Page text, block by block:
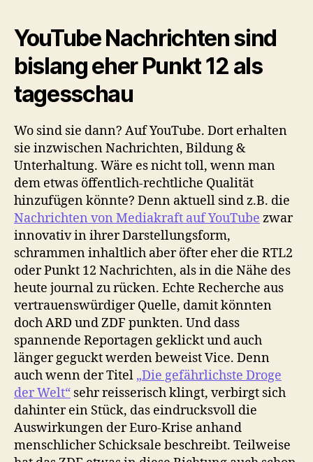
YouTube Nachrichten sind
bislang eher Punkt 12 als
tagesschau
Wo sind sie dann? Auf YouTube. Dort erhalten
sie inzwischen Nachrichten, Bildung &
Unterhaltung. Wäre es nicht toll, wenn man
dem etwas öffentlich-rechtliche Qualität
hinzufügen könnte? Denn aktuell sind z.B. die
Nachrichten von Mediakraft auf YouTube zwar
innovativ in ihrer Darstellungsform,
schrammen inhaltlich aber öfter eher die RTL2
oder Punkt 12 Nachrichten, als in die Nähe des
heute journal zu rücken. Echte Recherche aus
vertrauenswürdiger Quelle, damit könnten
doch ARD und ZDF punkten. Und dass
spannende Reportagen geklickt und auch
länger geguckt werden beweist Vice. Denn
auch wenn der Titel „Die gefährlichste Droge
der Welt“ sehr reisserisch klingt, verbirgt sich
dahinter ein Stück, das eindrucksvoll die
Auswirkungen der Euro-Krise anhand
menschlicher Schicksale beschreibt. Teilweise